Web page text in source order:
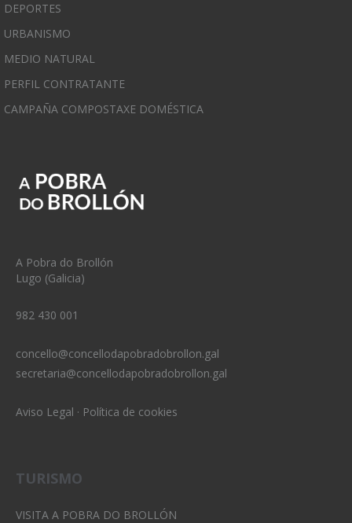
DEPORTES
URBANISMO
MEDIO NATURAL
PERFIL CONTRATANTE
CAMPAÑA COMPOSTAXE DOMÉSTICA
A Pobra do Brollón
Lugo (Galicia)
982 430 001
concello@concellodapobradobrollon.gal
secretaria@concellodapobradobrollon.gal
Aviso Legal · Política de cookies
TURISMO
VISITA A POBRA DO BROLLÓN